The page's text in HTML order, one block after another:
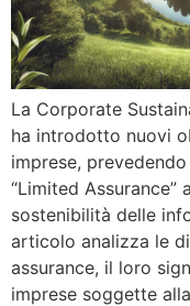
La Corporate
ha introdotto nuovi
imprese,
“Limited Assurance”
sostenibilità delle
articolo analizza le
assurance, il loro
imprese soggette